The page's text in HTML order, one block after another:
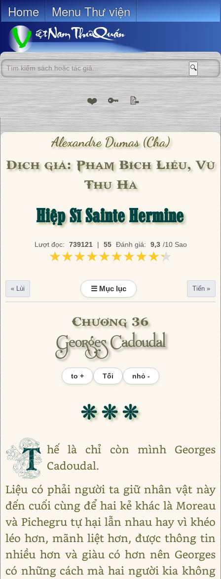
Home Menu Thư viện
🔍
❤️ 🔑 📝
Alexandre Dumas (cha)
Dịch giả: Phạm Bích Liễu, Vũ
Thu Hà
Hiệp Sĩ Sainte Hermine
Lượt đọc: 739121 | 55 Đánh giá: 9,3 /10 Sao
★★★★★★★★★★
★★★★★★★★★★
« Lùi ☰ Mục lục Tiến »
Chương 36
Georges Cadoudal
to + Tối nhỏ -
❊ ❊ ❊
T hế là chỉ còn mình Georges
Cadoudal.
Liệu có phải người ta giữ nhân vật này
đến cuối cùng để hai kẻ khác là Moreau
và Pichegru tự hại lẫn nhau hay vì khéo
léo hơn, mãnh liệt hơn, được thông tin
nhiều hơn và giàu có hơn nên Georges
có những cách mà hai người kia không